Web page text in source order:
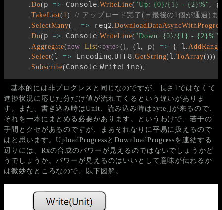
.Do( p => Console.WriteLine( "Up: {0}/{1} - {2}%" , p
.TakeLast( 1)
// アップロード完了(＝最後の1個が通過)ま
. SelectMany( => req2.
.Do( p => Console.WriteLine( "Down: {0}/{1} - {2}%"
.Aggregate(new List<byte>() , ( l , p) => { l .AddRange
. Select( l => Encoding . UTF8.GetString( l .ToArray()))
. Subscribe( Console.WriteLine) ;
基本的には非プログレスと同じなのですが、長さ1ではなくて
進捗状況に応じた分だけ値が流れてくるという違いがありま
す。また、書き込み時はUnit、読み込み時はbyte[]が来るので、
それを一本にまとめる必要があります。というわけで、若干の
手間とクセがあるのですが、まあそれなりに平易に扱えるので
はと思います。UploadProgressとDownloadProgressを連結する
辺りには、Rxの合成のパワーが見えるのではないでしょうかど
うでしょうか。パワーが見えるのはいいとして意味が伝わるか
は微妙なところなので、以下図解。